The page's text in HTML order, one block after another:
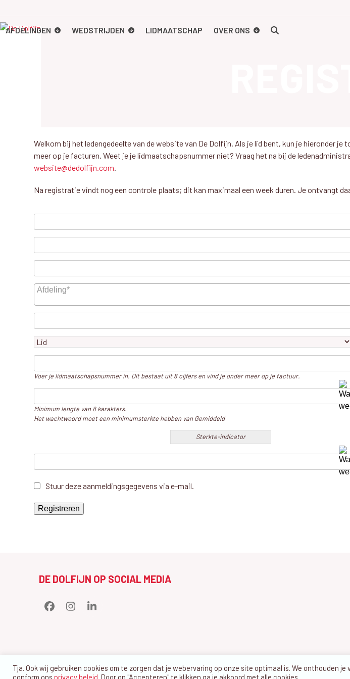
content
AFDELINGEN WEDSTRIJDEN LIDMAATSCHAP OVER ONS
Welkom bij het ledengedeelte van de website van De Dolfijn. Als je lid bent, kun je hieronder
meer op je facturen. Weet je je lidmaatschapsnummer niet? Vraag het na bij de
website@dedolfijn.com.
Na registratie vindt nog een controle plaats; dit kan maximaal een week duren. Je ontvangt
Voer je lidmaatschapsnummer in. Dit bestaat uit 8 cijfers en vind je onder meer op je factuur.
Minimum lengte van 8 karakters.
Het wachtwoord moet een minimumsterkte hebben van Gemiddeld
Sterkte-indicator
Stuur deze aanmeldingsgegevens via e-mail.
DE DOLFIJN OP SOCIAL MEDIA
Facebook
InstagramLinkedIn
Tja. Ook wij gebruiken cookies om te zorgen dat je webervaring op onze site optimaal is. We onthouden
conform ons privacy beleid . Door op "Accepteren" te klikken ga je akkoord met alle cookies.